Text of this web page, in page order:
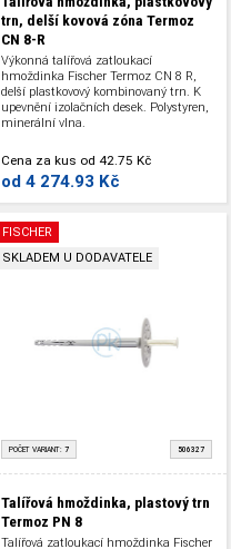
trn, delší kovová zóna Termoz
CN 8-R
Výkonná talířová zatloukací
hmoždinka Fischer Termoz CN 8 R,
delší plastkovový kombinovaný trn. K
upevnění izolačních desek. Polystyren,
minerální vlna.
Cena za kus od 42.75 Kč
od 4 274.93 Kč
FISCHER
SKLADEM U DODAVATELE
POČET VARIANT: 7 506327
Talířová hmoždinka, plastový trn
Termoz PN 8
Talířová zatloukací hmoždinka Fischer